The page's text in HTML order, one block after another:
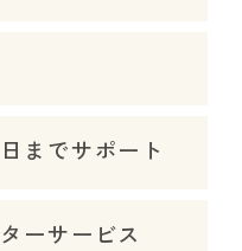
までサポート
ーサービス